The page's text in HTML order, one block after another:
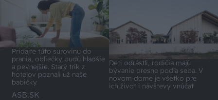
Pridajte túto surovinu do
prania, obliečky budú hladšie
a pevnejšie. Starý trik z
hotelov poznali už naše
babičky
Deti odrástli, rodičia majú
bývanie presne podľa seba. V
novom dome je všetko pre
ich život i návštevy vnúčat
ASB.SK